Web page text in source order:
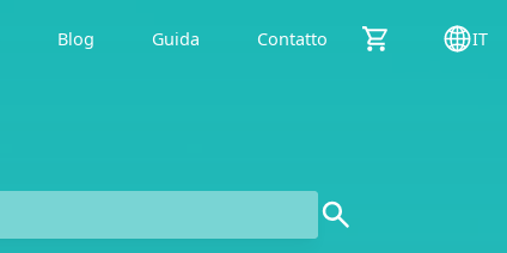
Blog Guida Contatto IT